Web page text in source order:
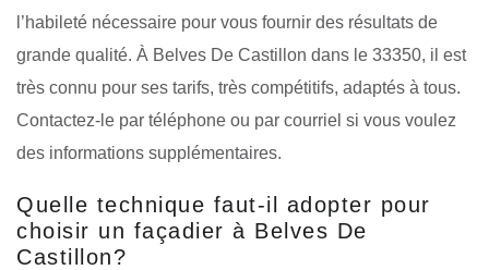
l’habileté nécessaire pour vous fournir des résultats de
grande qualité. À Belves De Castillon dans le 33350, il est
très connu pour ses tarifs, très compétitifs, adaptés à tous.
Contactez-le par téléphone ou par courriel si vous voulez
des informations supplémentaires.
Quelle technique faut-il adopter pour
choisir un façadier à Belves De
Castillon?